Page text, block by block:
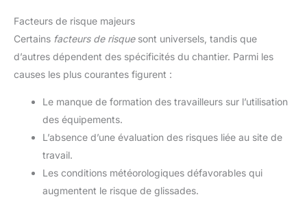
Facteurs de risque majeurs
Certains facteurs de risquesont universels, tandis que
d’autres dépendent des spécificités du chantier. Parmi les
causes les plus courantes figurent :
Le manque de formation des travailleurs sur l’utilisation
des équipements.
L’absence d’une évaluation des risques liée au site de
travail.
Les conditions météorologiques défavorables qui
augmentent le risque de glissades.